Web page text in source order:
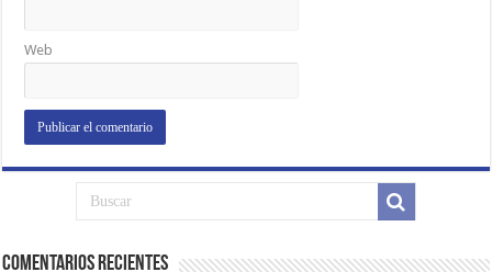
Web
Comentarios Recientes